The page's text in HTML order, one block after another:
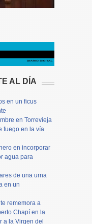
AL DÍA
en un ficus
en Torrevieja
fuego en la vía
en incorporar
agua para
de una urna
en un
rememora a
Chapí en la
a la Virgen del